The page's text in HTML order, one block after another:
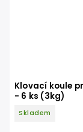
Klovací koule
- 6 ks (3kg)
Skladem